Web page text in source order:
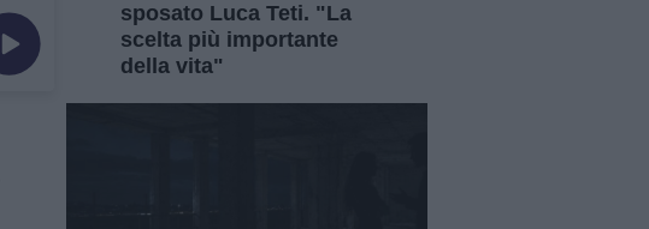
sposato Luca Teti. "La
scelta più importante
della vita"